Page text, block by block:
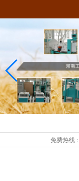
免费热线 :